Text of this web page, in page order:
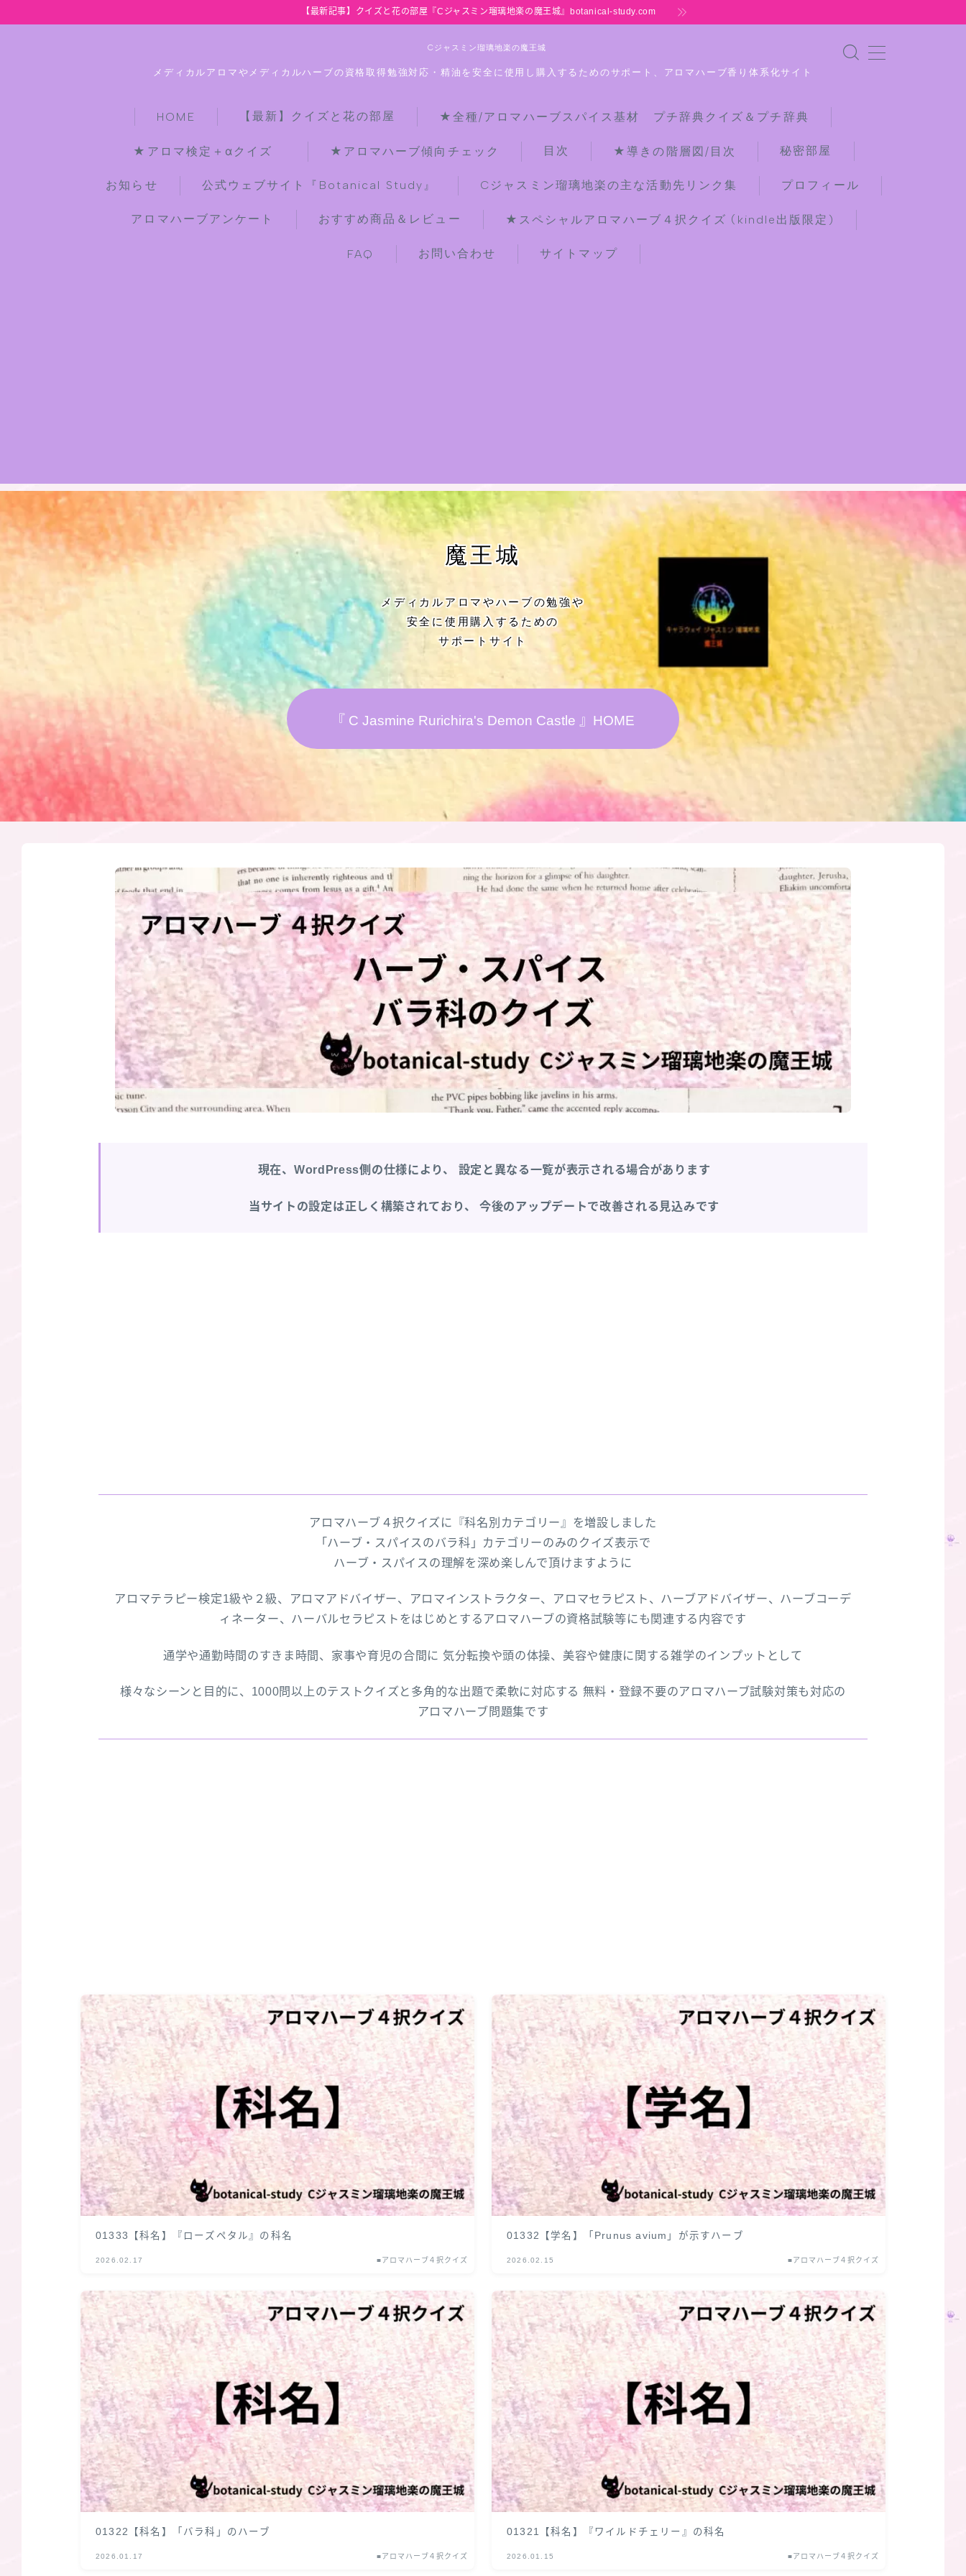
【最新記事】クイズと花の部屋『Cジャスミン瑠璃地楽の魔王城』botanical-study.com
Cジャスミン瑠璃地楽の魔王城
メディカルアロマやメディカルハーブの資格取得勉強対応・精油を安全に使用し購入するためのサポート、アロマハーブ香り体系化サイト
HOME 【最新】クイズと花の部屋 ★全種/アロマハーブスパイス基材 プチ辞典クイズ＆プチ辞典
★アロマ検定＋αクイズ ★アロマハーブ傾向チェック 目次 ★導きの階層図/目次 秘密部屋
お知らせ 公式ウェブサイト『Botanical Study』 Cジャスミン瑠璃地楽の主な活動先リンク集 プロフィール
アロマハーブアンケート おすすめ商品＆レビュー ★スペシャルアロマハーブ４択クイズ (kindle出版限定)
FAQ お問い合わせ サイトマップ
【最新】クイズと花の部屋
★全種/アロマハーブスパイス基材 プ
お知らせ
公式ウェブサイト『Botanical Study』
Cジャスミン瑠璃地楽の主な活動先リン
ク集
プロフィール
アロマハーブアンケート
おすすめ商品＆レビュー
★スペシャルアロマハーブ４択クイズ
FAQ
お問い合わせ
サイトマップ
魔王城
メディカルアロマやハーブの勉強や
安全に使用購入するための
サポートサイト
『 C Jasmine Rurichira's Demon Castle 』HOME
現在、WordPress側の仕様により、 設定と異なる一覧が表示される場合があります
当サイトの設定は正しく構築されており、 今後のアップデートで改善される見込みです
アロマハーブ４択クイズに『科名別カテゴリー』を増設しました
「ハーブ・スパイスのバラ科」カテゴリーのみのクイズ表示で
ハーブ・スパイスの理解を深め楽しんで頂けますように
アロマテラピー検定1級や２級、アロマアドバイザー、アロマインストラクター、アロマセラピスト、ハーブアドバイザー、ハーブコーデ
ィネーター、ハーバルセラピストをはじめとするアロマハーブの資格試験等にも関連する内容です
通学や通勤時間のすきま時間、家事や育児の合間に 気分転換や頭の体操、美容や健康に関する雑学のインプットとして
様々なシーンと目的に、1000問以上のテストクイズと多角的な出題で柔軟に対応する 無料・登録不要のアロマハーブ試験対策も対応の
アロマハーブ問題集です
01333【科名】『ローズペタル』の科名
2026.02.17 ■アロマハーブ４択クイズ
01332【学名】「Prunus avium」が示すハーブ
2026.02.15 ■アロマハーブ４択クイズ
01322【科名】「バラ科」のハーブ
2026.01.17 ■アロマハーブ４択クイズ
01321【科名】『ワイルドチェリー』の科名
2026.01.15 ■アロマハーブ４択クイズ